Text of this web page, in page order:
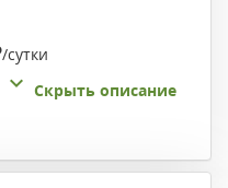
/сутки
Скрыть описание